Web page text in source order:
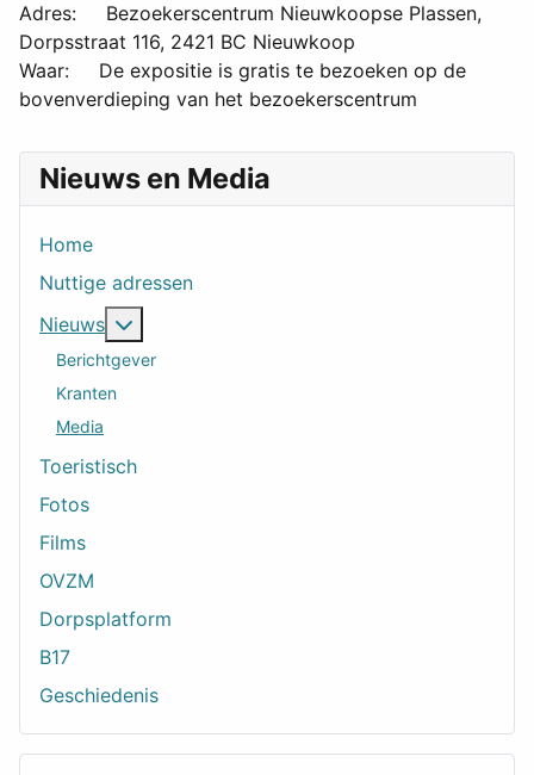
Nieuws en Media
Home
Nuttige adressen
Nieuws
Berichtgever
Kranten
Media
Toeristisch
Fotos
Films
OVZM
Dorpsplatform
B17
Geschiedenis
Adres: Bezoekerscentrum Nieuwkoopse Plassen,
Dorpsstraat 116, 2421 BC Nieuwkoop
Waar: De expositie is gratis te bezoeken op de
bovenverdieping van het bezoekerscentrum